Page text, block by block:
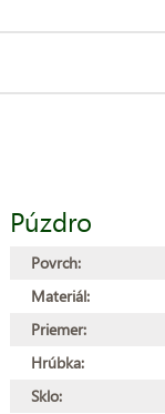
Púzdro
Povrch:
Materiál:
Priemer:
Hrúbka:
Sklo: